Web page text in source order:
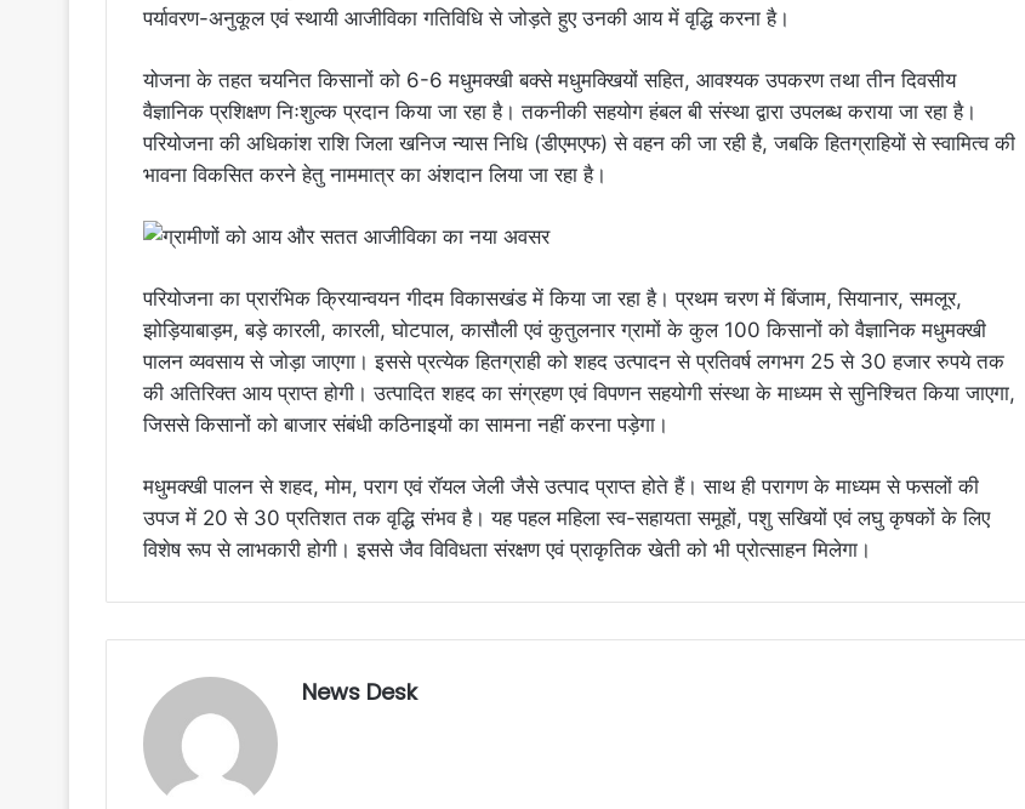
पर्यावरण-अनुकूल एवं स्थायी आजीविका गतिविधि से जोड़ते हुए उनकी आय में वृद्धि करना है।
योजना के तहत चयनित किसानों को 6-6 मधुमक्खी बक्से मधुमक्खियों सहित, आवश्यक उपकरण तथा तीन दिवसीय
वैज्ञानिक प्रशिक्षण निःशुल्क प्रदान किया जा रहा है। तकनीकी सहयोग हंबल बी संस्था द्वारा उपलब्ध कराया जा रहा है।
परियोजना की अधिकांश राशि जिला खनिज न्यास निधि (डीएमएफ) से वहन की जा रही है, जबकि हितग्राहियों से स्वामित्व की
भावना विकसित करने हेतु नाममात्र का अंशदान लिया जा रहा है।
परियोजना का प्रारंभिक क्रियान्वयन गीदम विकासखंड में किया जा रहा है। प्रथम चरण में बिंजाम, सियानार, समलूर,
झोड़ियाबाड़म, बड़े कारली, कारली, घोटपाल, कासौली एवं कुतुलनार ग्रामों के कुल 100 किसानों को वैज्ञानिक मधुमक्खी
पालन व्यवसाय से जोड़ा जाएगा। इससे प्रत्येक हितग्राही को शहद उत्पादन से प्रतिवर्ष लगभग 25 से 30 हजार रुपये तक
की अतिरिक्त आय प्राप्त होगी। उत्पादित शहद का संग्रहण एवं विपणन सहयोगी संस्था के माध्यम से सुनिश्चित किया जाएगा,
जिससे किसानों को बाजार संबंधी कठिनाइयों का सामना नहीं करना पड़ेगा।
मधुमक्खी पालन से शहद, मोम, पराग एवं रॉयल जेली जैसे उत्पाद प्राप्त होते हैं। साथ ही परागण के माध्यम से फसलों की
उपज में 20 से 30 प्रतिशत तक वृद्धि संभव है। यह पहल महिला स्व-सहायता समूहों, पशु सखियों एवं लघु कृषकों के लिए
विशेष रूप से लाभकारी होगी। इससे जैव विविधता संरक्षण एवं प्राकृतिक खेती को भी प्रोत्साहन मिलेगा।
News Desk